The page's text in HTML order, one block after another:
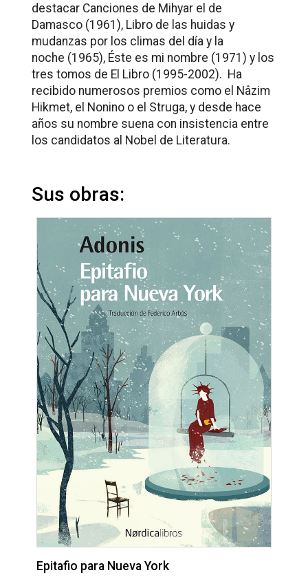
destacar Canciones de Mihyar el de
Damasco (1961), Libro de las huidas y
mudanzas por los climas del día y la
noche (1965), Éste es mi nombre (1971) y los
tres tomos de El Libro (1995-2002). Ha
recibido numerosos premios como el Nâzim
Hikmet, el Nonino o el Struga, y desde hace
años su nombre suena con insistencia entre
los candidatos al Nobel de Literatura.
Sus obras:
Epitafio para Nueva York